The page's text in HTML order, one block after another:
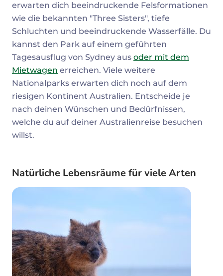
erwarten dich beeindruckende Felsformationen
wie die bekannten "Three Sisters", tiefe
Schluchten und beeindruckende Wasserfälle. Du
kannst den Park auf einem geführten
Tagesausflug von Sydney aus oder mit dem
Mietwagen erreichen. Viele weitere
Nationalparks erwarten dich noch auf dem
riesigen Kontinent Australien. Entscheide je
nach deinen Wünschen und Bedürfnissen,
welche du auf deiner Australienreise besuchen
willst.
Natürliche Lebensräume für viele Arten